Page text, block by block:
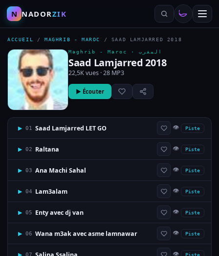
N NADORZIK
ACCUEIL /MAGHRIB - MAROC / SAAD LAMJARRED 2018
Maghrib - Maroc · المغرب
Saad Lamjarred 2018
22,5K vues · 28 MP3
▶ Écouter
▶ 01 Saad Lamjarred LET GO 👁 Piste
▶ 02 Raltana 👁 Piste
▶ 03 Ana Machi Sahal 👁 Piste
▶ 04 Lam3alam 👁 Piste
▶ 05 Enty avec dj van 👁 Piste
▶ 06 Wana m3ak avec asme lamnawar 👁 Piste
▶ 07 👁 Piste